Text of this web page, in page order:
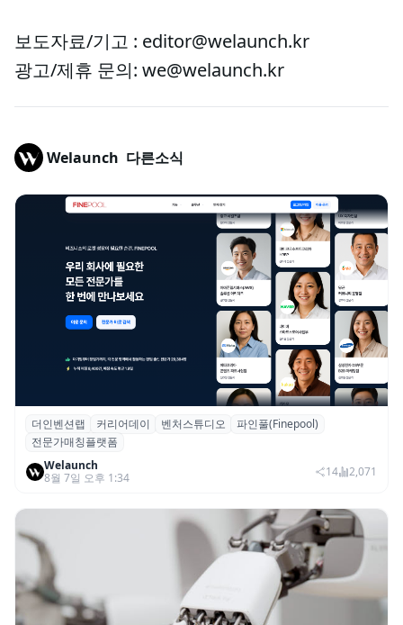
보도자료/기고 : editor@welaunch.kr
광고/제휴 문의: we@welaunch.kr
Welaunch 다른소식
더인벤션랩·커리어데이, 스타트업 전문가 매
칭 플랫폼 ‘파인풀’ 출시
더인벤션랩 커리어데이 벤처스튜디오
파인풀(Finepool)
전문가매칭플랫폼
Welaunch
8월 7일 오후 1:34
14 2,071